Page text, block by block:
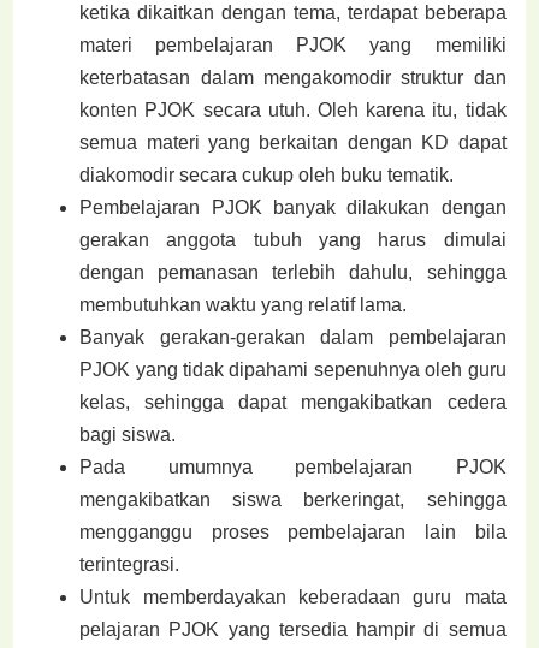
ketika dikaitkan dengan tema, terdapat beberapa
materi pembelajaran PJOK yang memiliki
keterbatasan dalam mengakomodir struktur dan
konten PJOK secara utuh. Oleh karena itu, tidak
semua materi yang berkaitan dengan KD dapat
diakomodir secara cukup oleh buku tematik.
Pembelajaran PJOK banyak dilakukan dengan
gerakan anggota tubuh yang harus dimulai
dengan pemanasan terlebih dahulu, sehingga
membutuhkan waktu yang relatif lama.
Banyak gerakan-gerakan dalam pembelajaran
PJOK yang tidak dipahami sepenuhnya oleh guru
kelas, sehingga dapat mengakibatkan cedera
bagi siswa.
Pada umumnya pembelajaran PJOK
mengakibatkan siswa berkeringat, sehingga
mengganggu proses pembelajaran lain bila
terintegrasi.
Untuk memberdayakan keberadaan guru mata
pelajaran PJOK yang tersedia hampir di semua